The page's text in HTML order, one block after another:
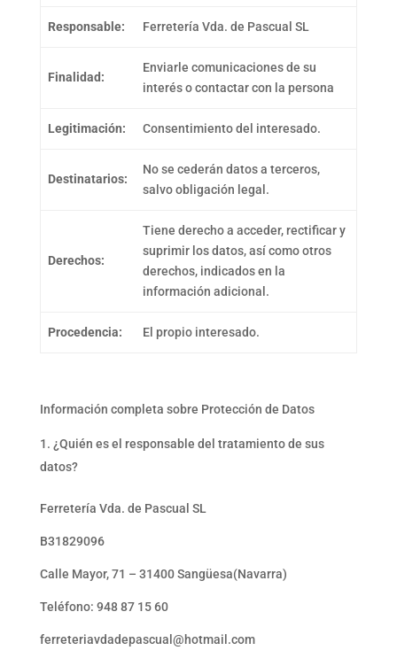
Responsable: Ferretería Vda. de Pascual SL
Finalidad:
Enviarle comunicaciones de su
interés o contactar con la persona
Legitimación: Consentimiento del interesado.
Destinatarios:
No se cederán datos a terceros,
salvo obligación legal.
Derechos:
Tiene derecho a acceder, rectificar y
suprimir los datos, así como otros
derechos, indicados en la
información adicional.
Procedencia: El propio interesado.
Información completa sobre Protección de Datos
¿Quién es el responsable del tratamiento de sus
datos?
Ferretería Vda. de Pascual SL
B31829096
Calle Mayor, 71 – 31400 Sangüesa(Navarra)
Teléfono: 948 87 15 60
ferreteriavdadepascual@hotmail.com